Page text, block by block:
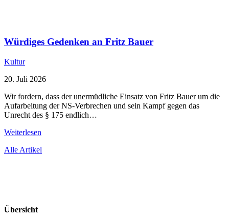
Würdiges Gedenken an Fritz Bauer
Kultur
20. Juli 2026
Wir fordern, dass der unermüdliche Einsatz von Fritz Bauer um die
Aufarbeitung der NS-Verbrechen und sein Kampf gegen das
Unrecht des § 175 endlich…
Weiterlesen
Alle Artikel
Übersicht